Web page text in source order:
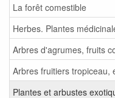
La forêt comestible
Herbes. Plantes
Arbres d'agrumes, fruits
Arbres fruitiers tropiceau,
Plantes et arbustes